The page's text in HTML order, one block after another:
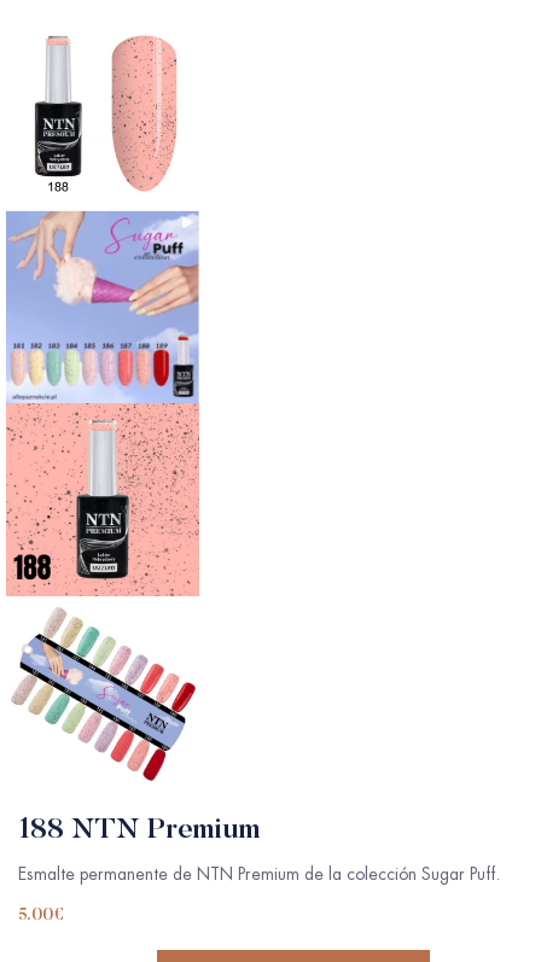
188 NTN Premium
Esmalte permanente de NTN Premium de la colección Sugar Puff.
5.00€